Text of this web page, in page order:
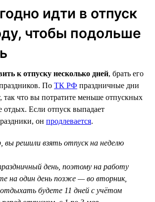
идти в отпуск
чтобы подольше
к отпуску несколько дней, брать его
По ТК РФ праздничные дни
так что вы потратите меньше отпускных
отдых. Если отпуск выпадает
он продлевается.
вы решили взять отпуск на неделю
день, поэтому на работу
на один день позже — во вторник,
будете 11 дней с учётом